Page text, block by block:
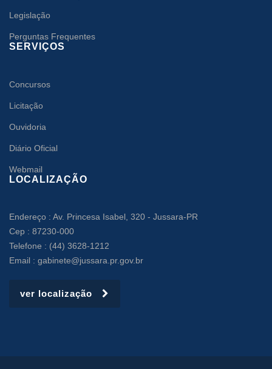
Legislação
Perguntas Frequentes
SERVIÇOS
Concursos
Licitação
Ouvidoria
Diário Oficial
Webmail
LOCALIZAÇÃO
Endereço : Av. Princesa Isabel, 320 - Jussara-PR
Cep : 87230-000
Telefone : (44) 3628-1212
Email : gabinete@jussara.pr.gov.br
ver localização